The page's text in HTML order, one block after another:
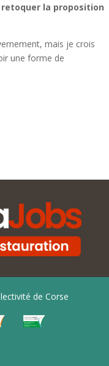
la proposition
mais je crois
une forme de
de Corse